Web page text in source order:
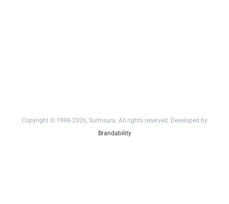
Copyright © 1998-2026, Sumisura. All rights reserved. Developed by
Brandability